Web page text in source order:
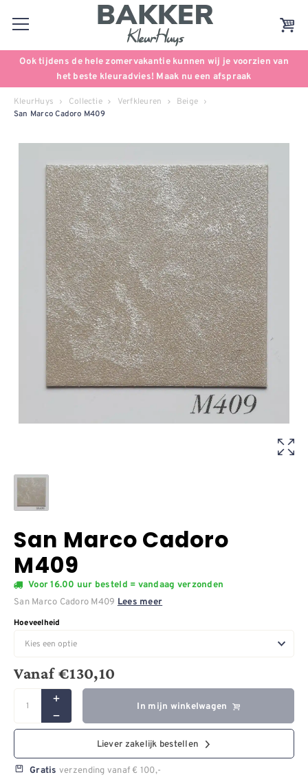
Ook tijdens de hele zomervakantie kunnen wij je voorzien van
het beste kleuradvies! Maak nu een afspraak
KleurHuys Collectie Verfkleuren Beige
San Marco Cadoro M409
San Marco Cadoro
M409
Voor 16.00 uur besteld = vandaag verzonden
San Marco Cadoro M409 Lees meer
Hoeveelheid
Vanaf€130,10
In mijn winkelwagen
Liever zakelijk bestellen
Gratis verzending vanaf € 100,-